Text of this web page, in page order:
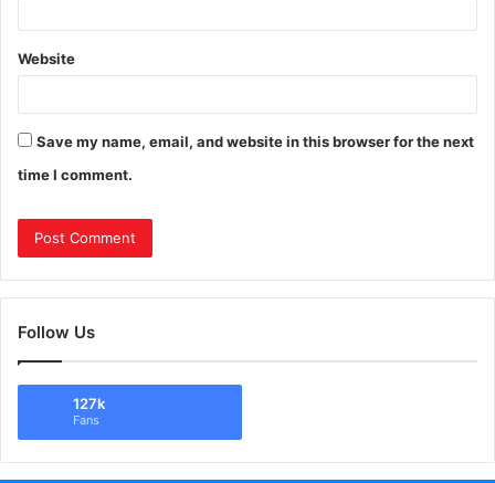
Website
Save my name, email, and website in this browser for the next
time I comment.
Follow Us
127k
Fans